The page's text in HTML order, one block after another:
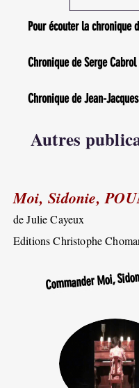
Pour écouter la chronique
Chronique de Serge Cabrol
Chronique de Jean-
Autres
Moi, Sidonie,
de Julie Cayeux
Editions Christophe
Commander Moi,